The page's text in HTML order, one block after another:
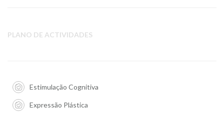
PLANO DE ACTIVIDADES
Estimulação Cognitiva
Expressão Plástica